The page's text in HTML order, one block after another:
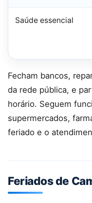
Saúde essencial
Fecham bancos,
da rede pública, e
horário. Seguem
supermercados,
feriado e o
Feriados de